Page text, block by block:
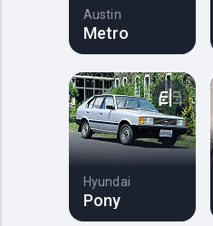
Austin
Metro
Hyundai
Pony